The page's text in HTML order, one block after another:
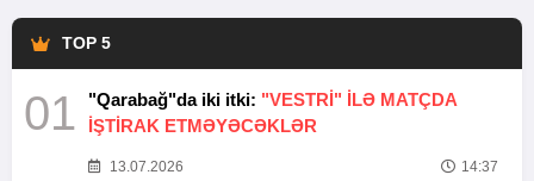
TOP 5
01 "Qarabağ"da iki itki: "VESTRİ" İLƏ MATÇDA
İŞTİRAK ETMƏYƏCƏKLƏR
13.07.2026 14:37